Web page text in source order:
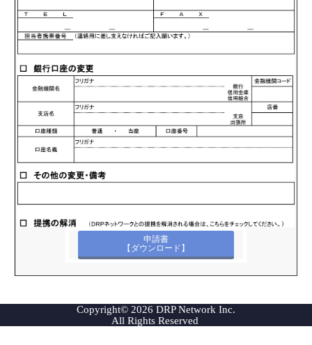
申請書
【ダウンロード】
Copyright© 2026 DRP Network Inc.
All Rights Reserved